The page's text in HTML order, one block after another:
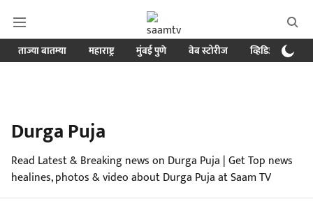
ताज्या बातम्या महाराष्ट्र मुंबई पुणे वेब स्टोरीज व्हिडिओ
Durga Puja
Read Latest & Breaking news on Durga Puja | Get Top news
healines, photos & video about Durga Puja at Saam TV